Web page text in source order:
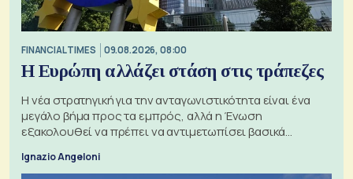
FINANCIAL TIMES 09.08.2026, 08:00
Η Ευρώπη αλλάζει στάση στις τράπεζες
Η νέα στρατηγική για την ανταγωνιστικότητα είναι ένα
μεγάλο βήμα προς τα εμπρός, αλλά η Ένωση
εξακολουθεί να πρέπει να αντιμετωπίσει βασικά
Ignazio Angeloni